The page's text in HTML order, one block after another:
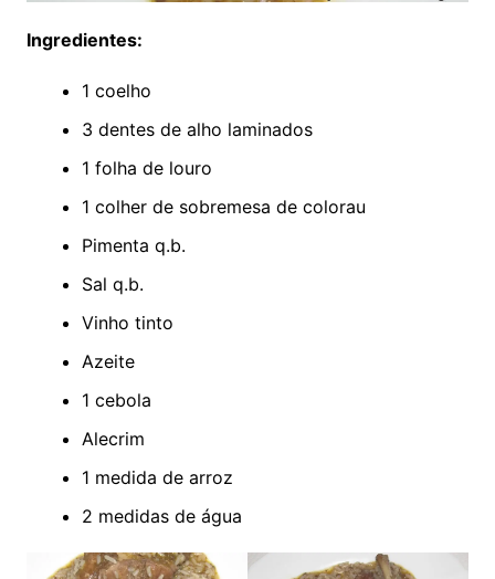
Ingredientes:
1 coelho
3 dentes de alho laminados
1 folha de louro
1 colher de sobremesa de colorau
Pimenta q.b.
Sal q.b.
Vinho tinto
Azeite
1 cebola
Alecrim
1 medida de arroz
2 medidas de água